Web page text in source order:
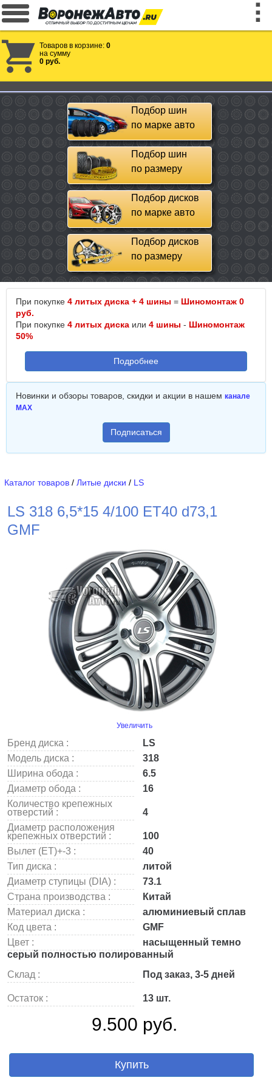
Товаров в корзине: 0
на сумму
0 руб.
Подбор шин
по марке авто
Подбор шин
по размеру
Подбор дисков
по марке авто
Подбор дисков
по размеру
При покупке 4 литых диска + 4 шины = Шиномонтаж 0
руб.
При покупке 4 литых диска или 4 шины - Шиномонтаж
50%
Подробнее
Новинки и обзоры товаров, скидки и акции в нашем канале
MAX
Подписаться
Каталог товаров / Литые диски / LS
LS 318 6,5*15 4/100 ET40 d73,1
GMF
Увеличить
Бренд диска :
LS
Модель диска :
318
Ширина обода :
6.5
Диаметр обода :
16
Количество крепежных
отверстий :
4
Диаметр расположения
крепежных отверстий :
100
Вылет (ET)+-3 :
40
Тип диска :
литой
Диаметр ступицы (DIA) :
73.1
Страна производства :
Китай
Материал диска :
алюминиевый сплав
Код цвета :
GMF
Цвет :
насыщенный темно
серый полностью полированный
Склад :
Под заказ, 3-5 дней
Остаток : 13 шт.
9.500 руб.
Купить